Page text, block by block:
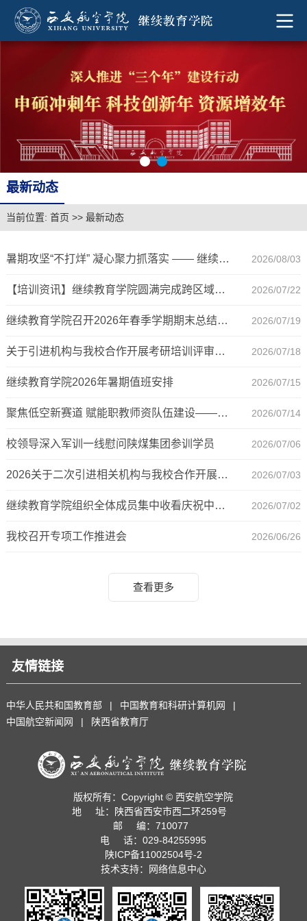
最新动态
当前位置: 首页 >> 最新动态
暑期攻坚“不打烊” 凝心聚力抓落实 —— 继续教育学院召开七月工作总结暨八月工作部署推进会 2026/08/03
【培训资讯】继续教育学院圆满完成跨区域专业技术人员继续教育专项培训 2026/07/22
继续教育学院召开2026年春季学期期末总结暨暑期重点工作部署会 2026/07/19
关于引进机构与我校合作开展考研培训评审结果的公示 2026/07/18
继续教育学院2026年暑期值班安排 2026/07/15
聚焦低空新赛道 赋能职教师资队伍建设——我校顺利举办全国职业院校低空经济领域专业建设与师资能力提升研修班开班仪式 2026/07/14
校领导深入军训一线慰问陕煤集团参训学员 2026/07/06
2026关于二次引进相关机构与我校合作开展考研培训的公告 2026/07/03
继续教育学院组织全体成员集中收看庆祝中国共产党成立105周年大会直播 2026/07/02
我校召开专项工作推进会 2026/06/26
查看更多
友情链接
中华人民共和国教育部 | 中国教育和科研计算机网
|
中国航空新闻网
| 陕西省教育厅
版权所有：Copyright © 西安航空学院
地 址：陕西省西安市西二环259号
邮 编：710077
电 话：029-84255995
陕ICP备11002504号-2
技术支持：网络信息中心